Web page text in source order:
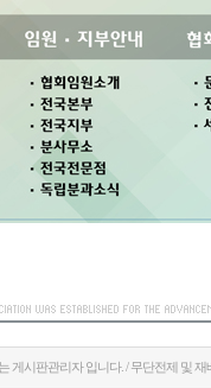
게시판관리자 입니다. / 무단전제 및 재